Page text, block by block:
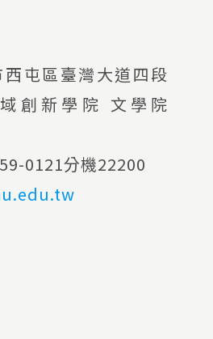
西屯區臺灣大道四段
創新學院 文學院
0121分機22200